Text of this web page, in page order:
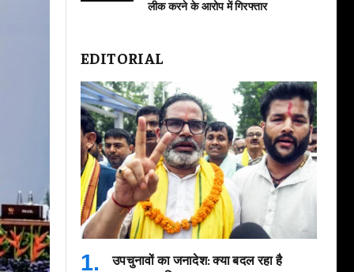
लीक करने के आरोप में गिरफ्तार
EDITORIAL
उपचुनावों का जनादेश: क्या बदल रहा है